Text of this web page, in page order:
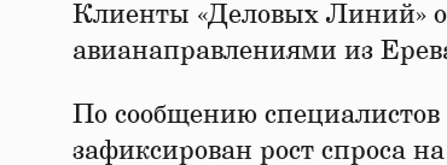
Клиенты «Деловых Линий»
авианаправлениями из
По сообщению
зафиксирован рост спроса